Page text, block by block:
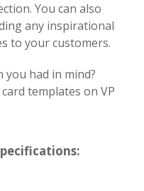
You can also
any inspirational
to your customers.
had in mind?
templates on VP